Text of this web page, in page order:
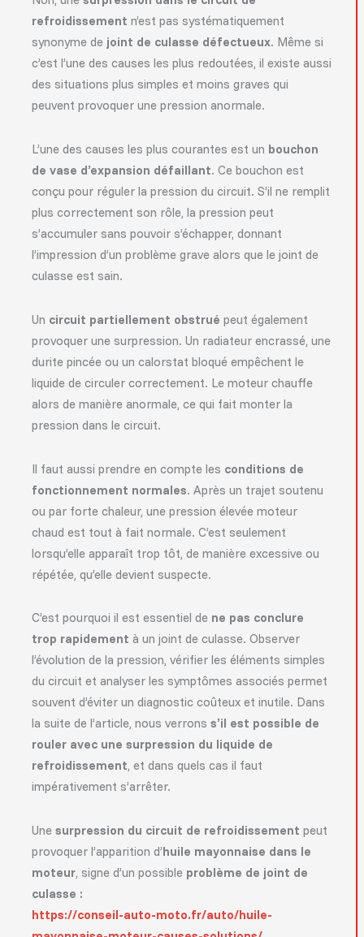
refroidissement n’est pas systématiquement
synonyme de joint de culasse défectueux. Même si
c’est l’une des causes les plus redoutées, il existe aussi
des situations plus simples et moins graves qui
peuvent provoquer une pression anormale.
L’une des causes les plus courantes est un bouchon
de vase d’expansion défaillant. Ce bouchon est
conçu pour réguler la pression du circuit. S’il ne remplit
plus correctement son rôle, la pression peut
s’accumuler sans pouvoir s’échapper, donnant
l’impression d’un problème grave alors que le joint de
culasse est sain.
Un circuit partiellement obstrué peut également
provoquer une surpression. Un radiateur encrassé, une
durite pincée ou un calorstat bloqué empêchent le
liquide de circuler correctement. Le moteur chauffe
alors de manière anormale, ce qui fait monter la
pression dans le circuit.
Il faut aussi prendre en compte les conditions de
fonctionnement normales. Après un trajet soutenu
ou par forte chaleur, une pression élevée moteur
chaud est tout à fait normale. C’est seulement
lorsqu’elle apparaît trop tôt, de manière excessive ou
répétée, qu’elle devient suspecte.
C’est pourquoi il est essentiel de ne pas conclure
trop rapidement à un joint de culasse. Observer
l’évolution de la pression, vérifier les éléments simples
du circuit et analyser les symptômes associés permet
souvent d’éviter un diagnostic coûteux et inutile. Dans
la suite de l’article, nous verronss’il est possible de
rouler avec une surpression du liquide de
refroidissement, et dans quels cas il faut
impérativement s’arrêter.
Unesurpression du circuit de refroidissement peut
provoquer l’apparition d’huile mayonnaise dans le
moteur, signe d’un possible problème de joint de
culasse :
https://conseil-auto-moto.fr/auto/huile-